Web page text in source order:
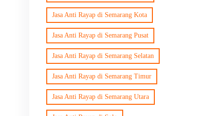
Jasa Anti Rayap di Semarang Kota
Jasa Anti Rayap di Semarang Pusat
Jasa Anti Rayap di Semarang Selatan
Jasa Anti Rayap di Semarang Timur
Jasa Anti Rayap di Semarang Utara